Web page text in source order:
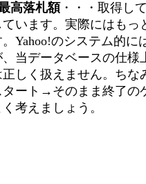
高落札額 ・・・取得し
ています。実際にはも
。Yahoo!のシステム的に
、当データベースの仕様
正しく扱えません。ちな
タート→そのまま終了の
く考えましょう。